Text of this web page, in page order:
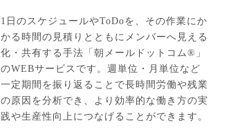
1日のスケジュールやToDoを、その作業にか
かる時間の見積りとともにメンバーへ見える
化・共有する手法「朝メールドットコム®」
のWEBサービスです。週単位・月単位など
一定期間を振り返ることで長時間労働や残業
の原因を分析でき、より効率的な働き方の実
践や生産性向上につなげることができます。